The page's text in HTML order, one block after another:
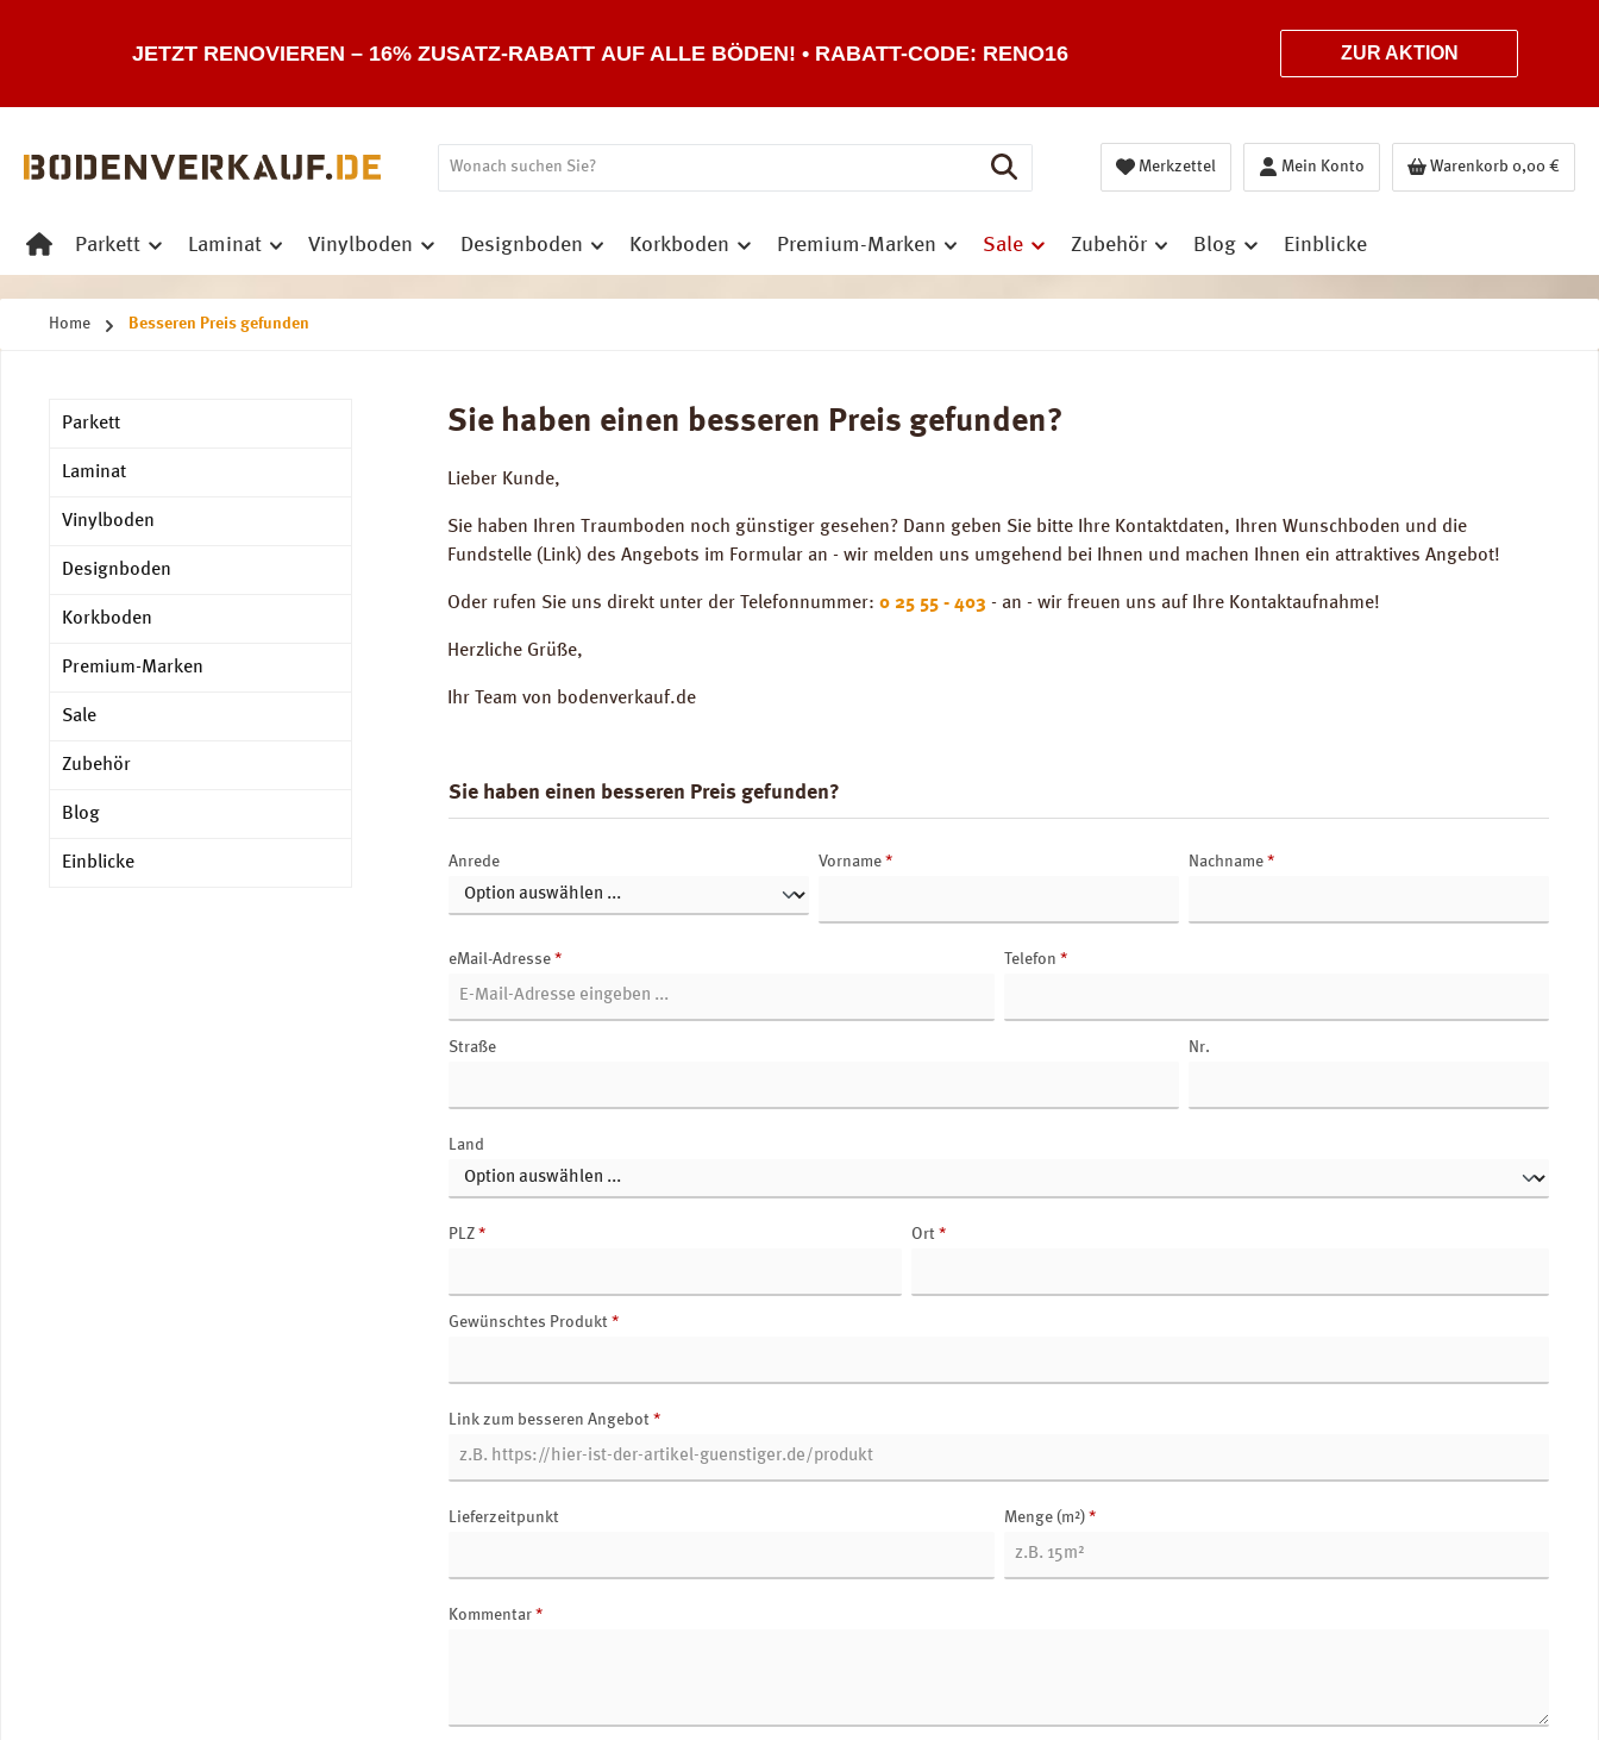
JETZT RENOVIEREN – 16% ZUSATZ-RABATT AUF ALLE BÖDEN! • RABATT-CODE: RENO16 ZUR AKTION
Merkzettel Mein Konto Warenkorb 0,00 €
Parkett Laminat Vinylboden Designboden Korkboden Premium-Marken Sale Zubehör Blog Einblicke
Home Besseren Preis gefunden
Parkett
Laminat
Vinylboden
Designboden
Korkboden
Premium-Marken
Sale
Zubehör
Blog
Einblicke
Sie haben einen besseren Preis gefunden?
Lieber Kunde,
Sie haben Ihren Traumboden noch günstiger gesehen? Dann geben Sie bitte Ihre Kontaktdaten, Ihren Wunschboden und die
Fundstelle (Link) des Angebots im Formular an - wir melden uns umgehend bei Ihnen und machen Ihnen ein attraktives Angebot!
Oder rufen Sie uns direkt unter der Telefonnummer: 0 25 55 - 403 - an - wir freuen uns auf Ihre Kontaktaufnahme!
Herzliche Grüße,
Ihr Team von bodenverkauf.de
Sie haben einen besseren Preis gefunden?
Anrede Vorname * Nachname *
eMail-Adresse * Telefon *
Straße Nr.
Land
PLZ * Ort *
Gewünschtes Produkt *
Link zum besseren Angebot *
Lieferzeitpunkt Menge (m²) *
Kommentar *